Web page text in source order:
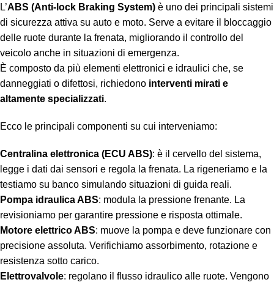
L’ABS (Anti-lock Braking System) è uno dei principali sistemi
di sicurezza attiva su auto e moto. Serve a evitare il bloccaggio
delle ruote durante la frenata, migliorando il controllo del
veicolo anche in situazioni di emergenza.
È composto da più elementi elettronici e idraulici che, se
danneggiati o difettosi, richiedono interventi mirati e
altamente specializzati.
Ecco le principali componenti su cui interveniamo:
Centralina elettronica (ECU ABS): è il cervello del sistema,
legge i dati dai sensori e regola la frenata. La rigeneriamo e la
testiamo su banco simulando situazioni di guida reali.
Pompa idraulica ABS: modula la pressione frenante. La
revisioniamo per garantire pressione e risposta ottimale.
Motore elettrico ABS: muove la pompa e deve funzionare con
precisione assoluta. Verifichiamo assorbimento, rotazione e
resistenza sotto carico.
Elettrovalvole: regolano il flusso idraulico alle ruote. Vengono